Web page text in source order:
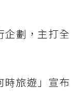
企劃，主打全
時旅遊」宣布